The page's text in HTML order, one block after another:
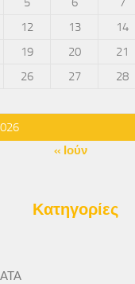
12 13 14
19 20 21
26 27 28
« Ιούν
Κατηγορίες